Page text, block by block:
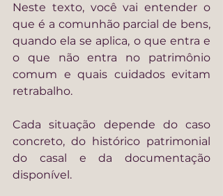
Neste texto, você vai entender o
que é a comunhão parcial de bens,
quando ela se aplica, o que entra e
o que não entra no patrimônio
comum e quais cuidados evitam
retrabalho.
Cada situação depende do caso
concreto, do histórico patrimonial
do casal e da documentação
disponível.